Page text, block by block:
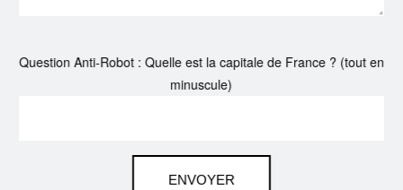
Question Anti-Robot : Quelle est la capitale de France ? (tout en
minuscule)